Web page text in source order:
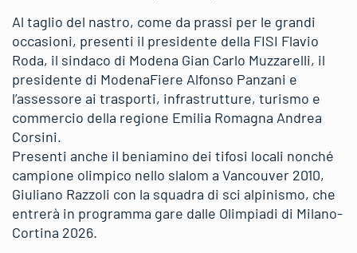
Al taglio del nastro, come da prassi per le grandi
occasioni, presenti il presidente della FISI Flavio
Roda, il sindaco di Modena Gian Carlo Muzzarelli, il
presidente di ModenaFiere Alfonso Panzani e
l’assessore ai trasporti, infrastrutture, turismo e
commercio della regione Emilia Romagna Andrea
Corsini.
Presenti anche il beniamino dei tifosi locali nonché
campione olimpico nello slalom a Vancouver 2010,
Giuliano Razzoli con la squadra di sci alpinismo, che
entrerà in programma gare dalle Olimpiadi di Milano-
Cortina 2026.